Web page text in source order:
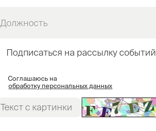
Должность
Подписаться на рассылку событий
Соглашаюсь на
обработку персональных данных